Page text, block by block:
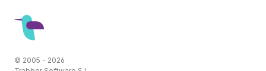
© 2005 - 2026